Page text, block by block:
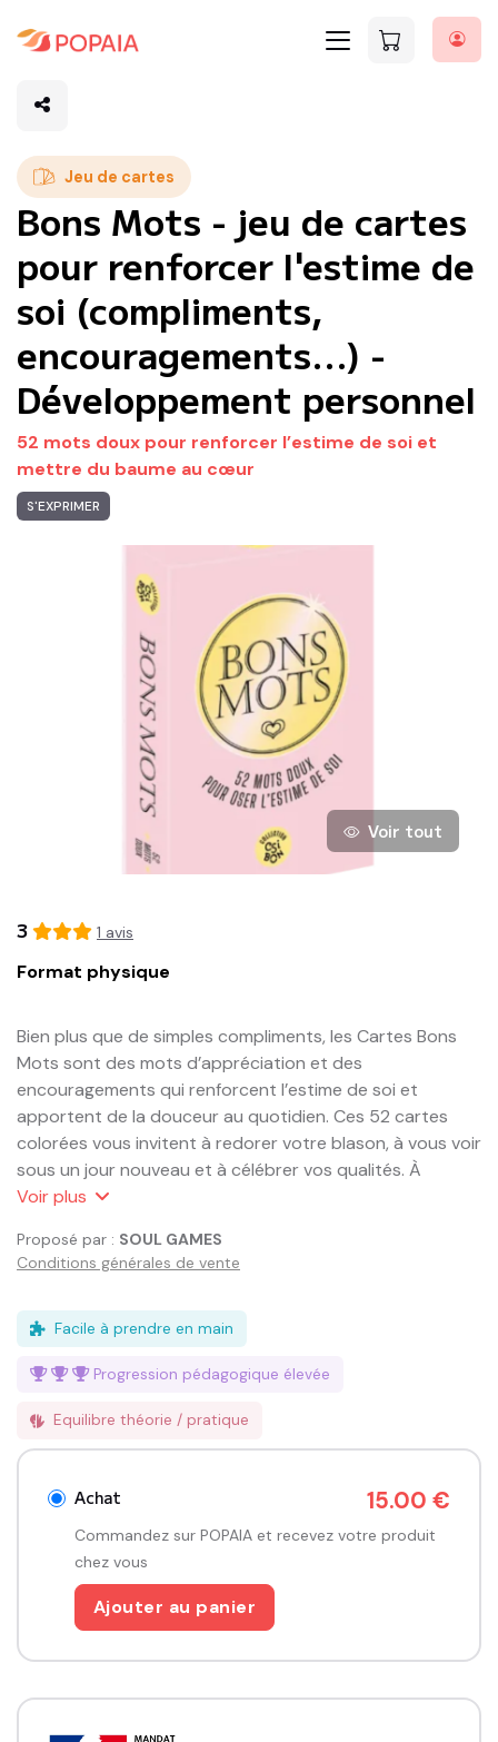
Jeu de cartes
Bons Mots - jeu de cartes
pour renforcer l'estime de
soi (compliments,
encouragements...) -
Développement personnel
52 mots doux pour renforcer l’estime de soi et
mettre du baume au cœur
S'EXPRIMER
Voir tout
3 1 avis
Format physique
Bien plus que de simples compliments, les Cartes Bons
Mots sont des mots d’appréciation et des
encouragements qui renforcent l’estime de soi et
apportent de la douceur au quotidien. Ces 52 cartes
colorées vous invitent à redorer votre blason, à vous voir
sous un jour nouveau et à célébrer vos qualités. À
travers ces mots bienveillants, vous pourrez cultiver une
même et aux autres.
reconnaissance à vos proches, vos collaborateurs, ou
développement personnel.
Voirplus
Proposé par : SOUL GAMES
Conditions générales de vente
Facile à prendre en main
Progression pédagogique élevée
Equilibre théorie / pratique
Achat 15.00 €
Commandez sur POPAIA et recevez votre produit
chez vous
Ajouter au panier